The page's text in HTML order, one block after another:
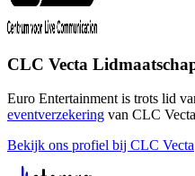
CLC Vecta
Euro Entertainment is trots lid
eventverzekering van CLC
Bekijk ons profiel bij CLC Vecta